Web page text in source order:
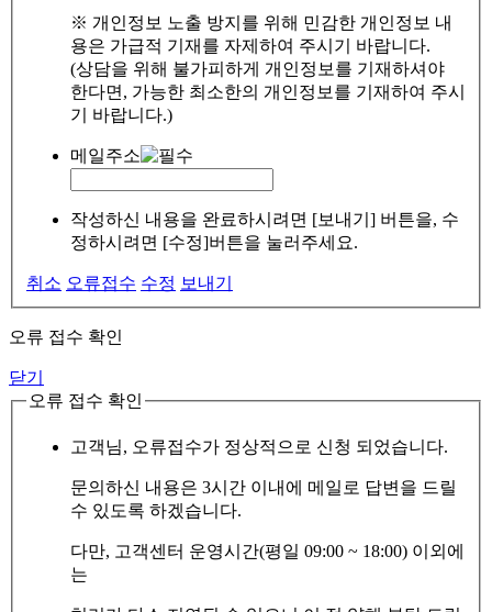
※ 개인정보 노출 방지를 위해 민감한 개인정보 내
용은 가급적 기재를 자제하여 주시기 바랍니다.
(상담을 위해 불가피하게 개인정보를 기재하셔야
한다면, 가능한 최소한의 개인정보를 기재하여 주시
기 바랍니다.)
메일주소
작성하신 내용을 완료하시려면 [보내기] 버튼을, 수
정하시려면 [수정]버튼을 눌러주세요.
취소 오류접수 수정 보내기
오류 접수 확인
닫기
오류 접수 확인
고객님, 오류접수가 정상적으로 신청 되었습니다.
문의하신 내용은 3시간 이내에 메일로 답변을 드릴
수 있도록 하겠습니다.
다만, 고객센터 운영시간(평일 09:00 ~ 18:00) 이외에
는